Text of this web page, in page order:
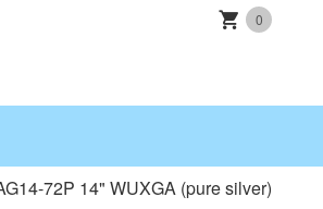
0
72P 14" WUXGA (pure silver)